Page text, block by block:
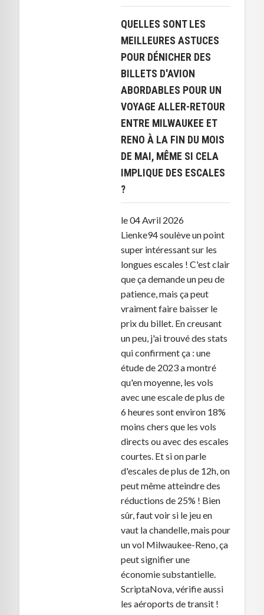
QUELLES SONT LES
MEILLEURES ASTUCES
POUR DÉNICHER DES
BILLETS D'AVION
ABORDABLES POUR UN
VOYAGE ALLER-RETOUR
ENTRE MILWAUKEE ET
RENO À LA FIN DU MOIS
DE MAI, MÊME SI CELA
IMPLIQUE DES ESCALES
?
le 04 Avril 2026
Lienke94 soulève un point
super intéressant sur les
longues escales ! C'est clair
que ça demande un peu de
patience, mais ça peut
vraiment faire baisser le
prix du billet. En creusant
un peu, j'ai trouvé des stats
qui confirment ça : une
étude de 2023 a montré
qu'en moyenne, les vols
avec une escale de plus de
6 heures sont environ 18%
moins chers que les vols
directs ou avec des escales
courtes. Et si on parle
d'escales de plus de 12h, on
peut même atteindre des
réductions de 25% ! Bien
sûr, faut voir si le jeu en
vaut la chandelle, mais pour
un vol Milwaukee-Reno, ça
peut signifier une
économie substantielle.
ScriptaNova, vérifie aussi
les aéroports de transit !